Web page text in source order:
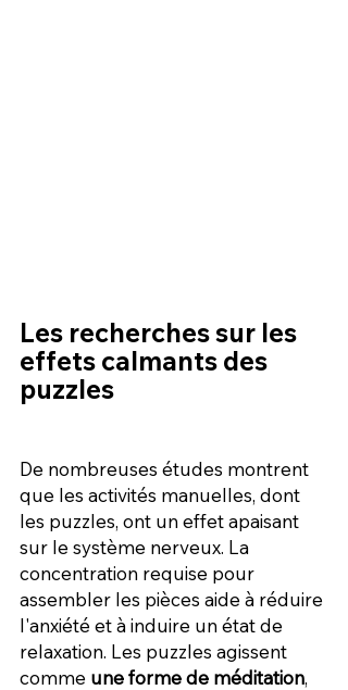
Les recherches sur les
effets calmants des
puzzles
De nombreuses études montrent
que les activités manuelles, dont
les puzzles, ont un effet apaisant
sur le système nerveux. La
concentration requise pour
assembler les pièces aide à réduire
l'anxiété et à induire un état de
relaxation. Les puzzles agissent
comme une forme de méditation,